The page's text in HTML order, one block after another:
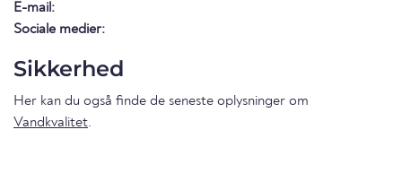
E-mail:
Sociale medier:
Sikkerhed
Her kan du også finde de seneste oplysninger om
Vandkvalitet.